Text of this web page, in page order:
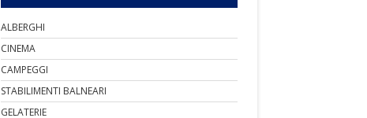
ALBERGHI
CINEMA
CAMPEGGI
STABILIMENTI BALNEARI
GELATERIE